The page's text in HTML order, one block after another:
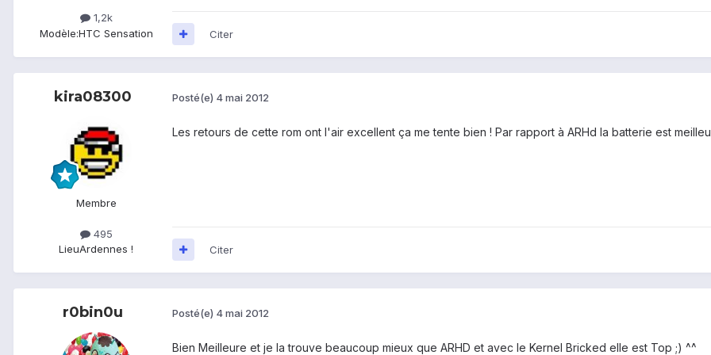
1,2k
Modèle:HTC Sensation Citer
kira08300
Membre
495
LieuArdennes !
Posté(e) 4 mai 2012
Les retours de cette rom ont l'air excellent ça me tente bien ! Par rapport à ARHd la batterie est
Citer
r0bin0u Posté(e) 4 mai 2012
Bien Meilleure et je la trouve beaucoup mieux que ARHD et avec le Kernel Bricked elle est Top ;) ^^